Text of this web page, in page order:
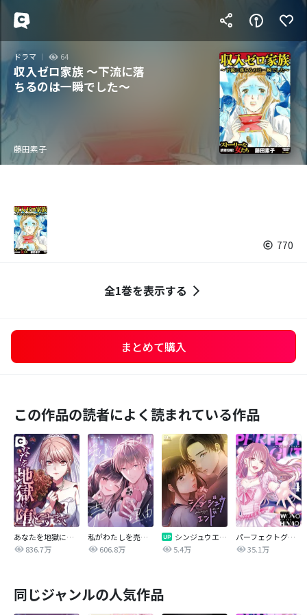
ドラマ 64
収入ゼロ家族 ～下流に落
ちるのは一瞬でした～
藤田素子
770
全1巻を表示する
まとめて購入
この作品の読者によく読まれている作品
あなたを地獄に堕とすまで
836.7万
私がわたしを売る理由
606.8万
シンジュウエンド【タテヨミ】
5.4万
パーフェクトグリッター
35.1万
同じジャンルの人気作品